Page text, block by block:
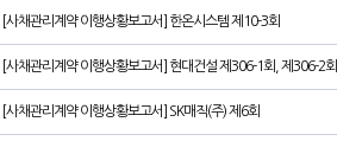
[사채관리계약 이행상황보고서] 한온시스템 제10-3회
[사채관리계약 이행상황보고서] 현대건설 제306-1회, 제306-2회
[사채관리계약 이행상황보고서] SK매직(주) 제6회